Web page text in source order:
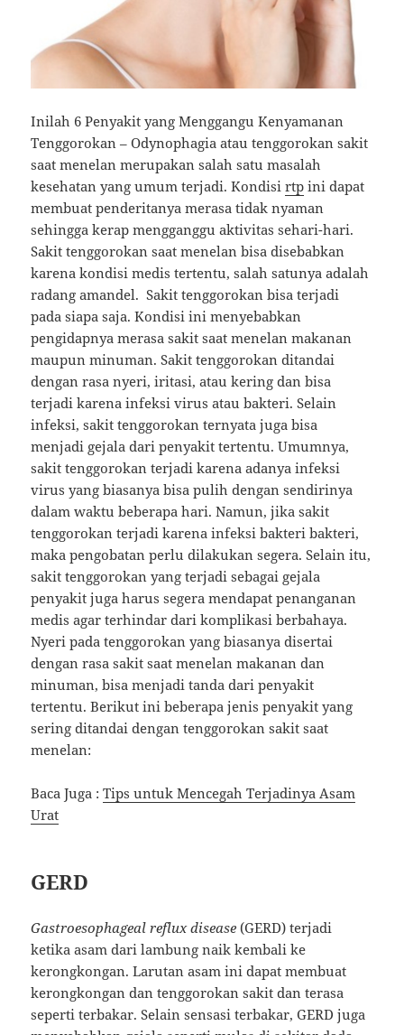
Inilah 6 Penyakit yang Menggangu Kenyamanan
Tenggorokan – Odynophagia atau tenggorokan sakit
saat menelan merupakan salah satu masalah
kesehatan yang umum terjadi. Kondisirtp ini dapat
membuat penderitanya merasa tidak nyaman
sehingga kerap mengganggu aktivitas sehari-hari.
Sakit tenggorokan saat menelan bisa disebabkan
karena kondisi medis tertentu, salah satunya adalah
radang amandel. Sakit tenggorokan bisa terjadi
pada siapa saja. Kondisi ini menyebabkan
pengidapnya merasa sakit saat menelan makanan
maupun minuman. Sakit tenggorokan ditandai
dengan rasa nyeri, iritasi, atau kering dan bisa
terjadi karena infeksi virus atau bakteri. Selain
infeksi, sakit tenggorokan ternyata juga bisa
menjadi gejala dari penyakit tertentu. Umumnya,
sakit tenggorokan terjadi karena adanya infeksi
virus yang biasanya bisa pulih dengan sendirinya
dalam waktu beberapa hari. Namun, jika sakit
tenggorokan terjadi karena infeksi bakteri bakteri,
maka pengobatan perlu dilakukan segera. Selain itu,
sakit tenggorokan yang terjadi sebagai gejala
penyakit juga harus segera mendapat penanganan
medis agar terhindar dari komplikasi berbahaya.
Nyeri pada tenggorokan yang biasanya disertai
dengan rasa sakit saat menelan makanan dan
minuman, bisa menjadi tanda dari penyakit
tertentu. Berikut ini beberapa jenis penyakit yang
sering ditandai dengan tenggorokan sakit saat
menelan:
Baca Juga :Tips untuk Mencegah Terjadinya Asam
Urat
GERD
Gastroesophageal reflux disease(GERD) terjadi
ketika asam dari lambung naik kembali ke
kerongkongan. Larutan asam ini dapat membuat
kerongkongan dan tenggorokan sakit dan terasa
seperti terbakar. Selain sensasi terbakar, GERD juga